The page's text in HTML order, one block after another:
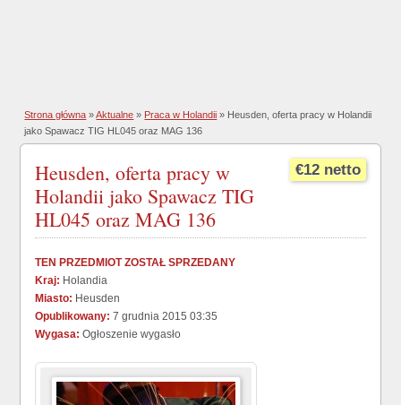
Strona główna »Aktualne » Praca w Holandii » Heusden, oferta pracy w Holandii
jako Spawacz TIG HL045 oraz MAG 136
€12 netto
Heusden, oferta pracy w
Holandii jako Spawacz TIG
HL045 oraz MAG 136
TEN PRZEDMIOT ZOSTAŁ SPRZEDANY
Kraj: Holandia
Miasto: Heusden
Opublikowany: 7 grudnia 2015 03:35
Wygasa: Ogłoszenie wygasło